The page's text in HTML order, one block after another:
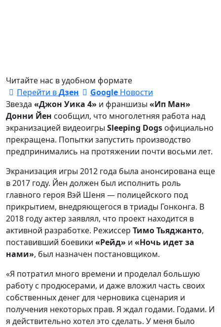
Читайте нас в удобном формате
Перейти вДзен GoogleНовости
Звезда «Джон Уика 4» и франшизы «Ип Ман»
Донни Йен сообщил, что многолетняя работа над
экранизацией видеоигры Sleeping Dogs официально
прекращена. Попытки запустить производство
предпринимались на протяжении почти восьми лет.
Экранизация игры 2012 года была анонсирована еще
в 2017 году. Йен должен был исполнить роль
главного героя Вэй Шеня — полицейского под
прикрытием, внедряющегося в триады Гонконга. В
2018 году актер заявлял, что проект находится в
активной разработке. Режиссер Тимо Тьяджанто,
поставивший боевики «Рейд» и «Ночь идет за
нами», был назначен постановщиком.
«Я потратил много времени и проделал большую
работу с продюсерами, и даже вложил часть своих
собственных денег для черновика сценария и
получения некоторых прав. Я ждал годами. Годами. И
я действительно хотел это сделать. У меня было